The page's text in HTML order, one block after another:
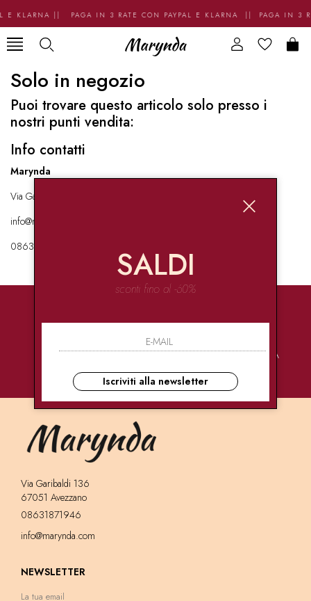
E KLARNA || PAGA IN 3 RATE CON PAYPAL E KLARNA || PAGA IN 3
Solo in negozio
Puoi trovare questo articolo solo presso i
nostri punti vendita:
Info contatti
Marynda
Via Garibaldi 136 67051 Avezzano
info@marynda.com
08631871946
PAGAMENTI
CONSEGNE
ULTRA RAPIDE
ASSISTENZA
Via Garibaldi 136
67051 Avezzano
08631871946
info@marynda.com
NEWSLETTER
SALDI
sconti fino al -60%
Iscriviti alla newsletter